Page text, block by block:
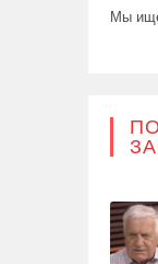
Мы